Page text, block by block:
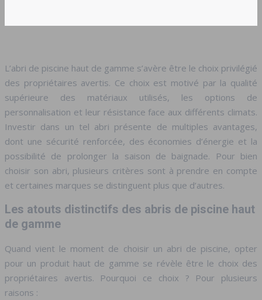
L’abri de piscine haut de gamme s’avère être le choix privilégié
des propriétaires avertis. Ce choix est motivé par la qualité
supérieure des matériaux utilisés, les options de
personnalisation et leur résistance face aux différents climats.
Investir dans un tel abri présente de multiples avantages,
dont une sécurité renforcée, des économies d’énergie et la
possibilité de prolonger la saison de baignade. Pour bien
choisir son abri, plusieurs critères sont à prendre en compte
et certaines marques se distinguent plus que d’autres.
Les atouts distinctifs des abris de piscine haut
de gamme
Quand vient le moment de choisir un abri de piscine, opter
pour un produit haut de gamme se révèle être le choix des
propriétaires avertis. Pourquoi ce choix ? Pour plusieurs
raisons :